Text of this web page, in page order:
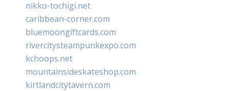
nikko-tochigi.net
caribbean-corner.com
bluemoongiftcards.com
rivercitysteampunkexpo.com
kchoops.net
mountainsideskateshop.com
kirtlandcitytavern.com